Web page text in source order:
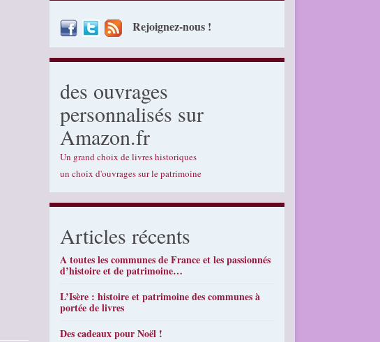
Rejoignez-nous !
des ouvrages
personnalisés sur
Amazon.fr
Un grand choix de livres historiques
un choix d'ouvrages sur le patrimoine
Articles récents
A toutes les communes de France et les passionnés
d’histoire et de patrimoine…
L’Isère : histoire et patrimoine des communes à
portée de livres
Des cadeaux pour Noël !